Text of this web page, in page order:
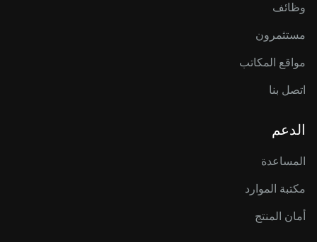
وظائف
مستثمرون
مواقع المكاتب
اتصل بنا
الدعم
المساعدة
مكتبة الموارد
أمان المنتج